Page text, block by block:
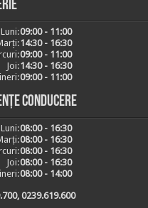
Luni:09:00 - 11:00
14:30 - 16:30
09:00 - 11:00
Joi:14:30 - 16:30
09:00 - 11:00
conducere
Luni:08:00 - 16:30
08:00 - 16:30
08:00 - 16:30
Joi:08:00 - 16:30
08:00 - 14:00
0239.619.600